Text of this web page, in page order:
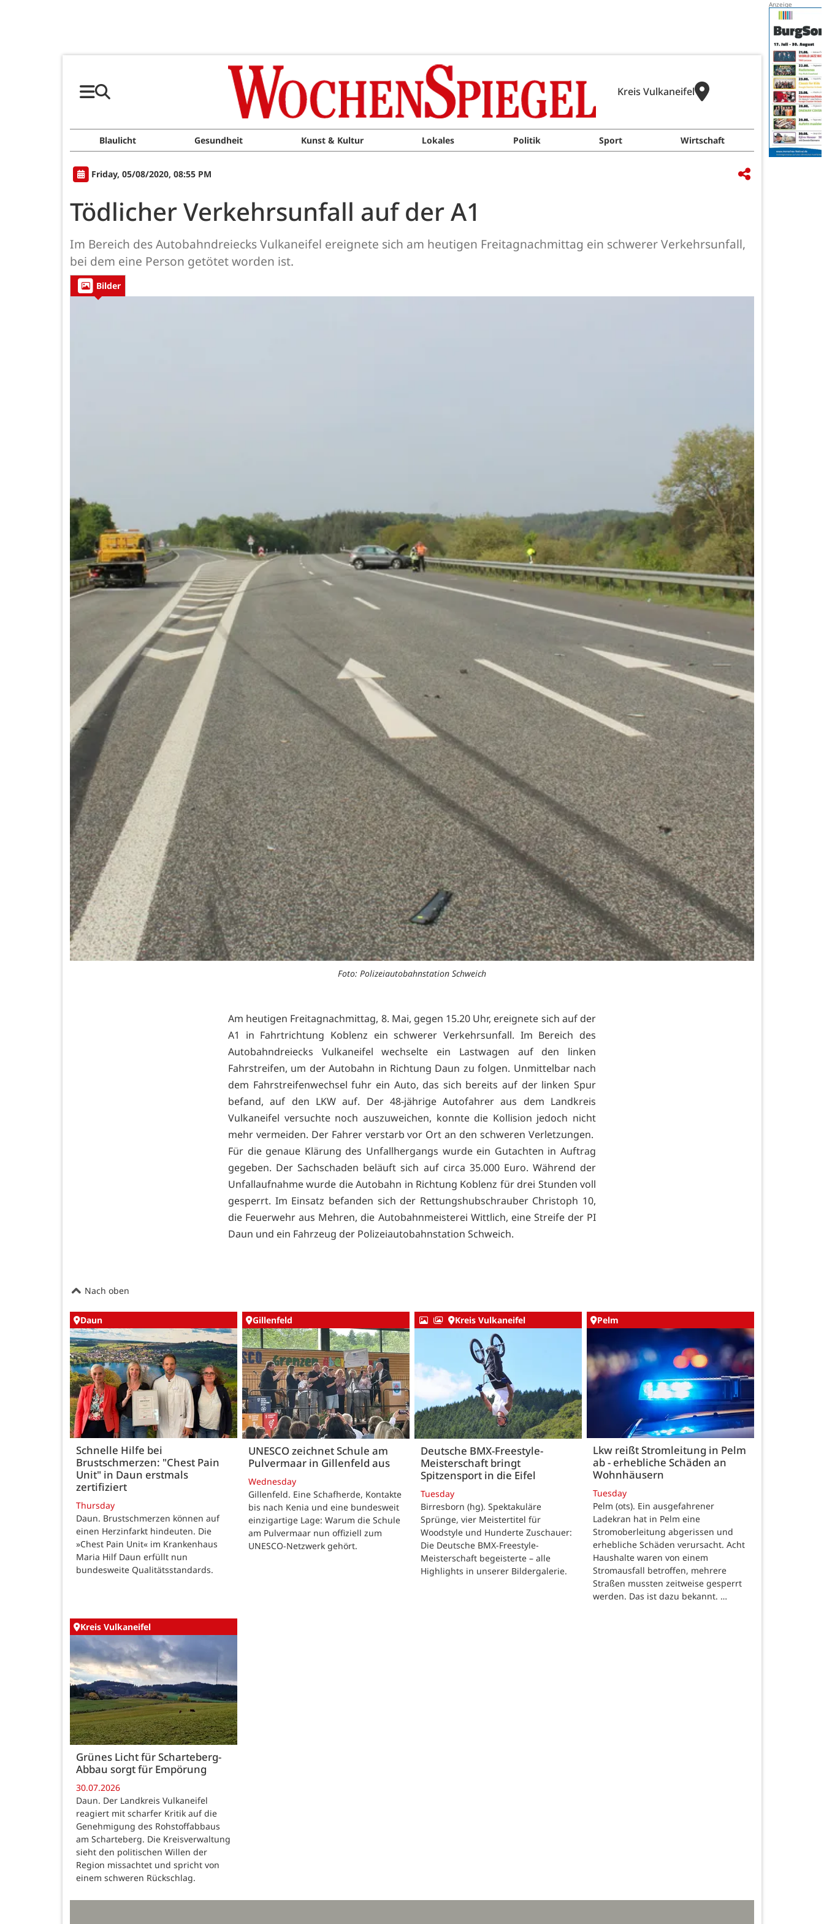
Kreis Vulkaneifel
Blaulicht Gesundheit Kunst & Kultur Lokales Politik Sport Wirtschaft
Friday, 05/08/2020, 08:55 PM
Tödlicher Verkehrsunfall auf der A1
Im Bereich des Autobahndreiecks Vulkaneifel ereignete sich am heutigen Freitagnachmittag ein schwerer Verkehrsunfall,
bei dem eine Person getötet worden ist.
Bilder
Foto: Polizeiautobahnstation Schweich
Am heutigen Freitagnachmittag, 8. Mai, gegen 15.20 Uhr, ereignete sich auf der
A1 in Fahrtrichtung Koblenz ein schwerer Verkehrsunfall. Im Bereich des
Autobahndreiecks Vulkaneifel wechselte ein Lastwagen auf den linken
Fahrstreifen, um der Autobahn in Richtung Daun zu folgen. Unmittelbar nach
dem Fahrstreifenwechsel fuhr ein Auto, das sich bereits auf der linken Spur
befand, auf den LKW auf. Der 48-jährige Autofahrer aus dem Landkreis
Vulkaneifel versuchte noch auszuweichen, konnte die Kollision jedoch nicht
mehr vermeiden. Der Fahrer verstarb vor Ort an den schweren Verletzungen.
Für die genaue Klärung des Unfallhergangs wurde ein Gutachten in Auftrag
gegeben. Der Sachschaden beläuft sich auf circa 35.000 Euro. Während der
Unfallaufnahme wurde die Autobahn in Richtung Koblenz für drei Stunden voll
gesperrt. Im Einsatz befanden sich der Rettungshubschrauber Christoph 10,
die Feuerwehr aus Mehren, die Autobahnmeisterei Wittlich, eine Streife der PI
Daun und ein Fahrzeug der Polizeiautobahnstation Schweich.
Nach oben
Daun
Schnelle Hilfe bei
Brustschmerzen: "Chest Pain
Unit" in Daun erstmals
zertifiziert
Thursday
Daun. Brustschmerzen können auf
einen Herzinfarkt hindeuten. Die
»Chest Pain Unit« im Krankenhaus
Maria Hilf Daun erfüllt nun
bundesweite Qualitätsstandards.
Gillenfeld
UNESCO zeichnet Schule am
Pulvermaar in Gillenfeld aus
Wednesday
Gillenfeld. Eine Schafherde, Kontakte
bis nach Kenia und eine bundesweit
einzigartige Lage: Warum die Schule
am Pulvermaar nun offiziell zum
UNESCO-Netzwerk gehört.
Kreis Vulkaneifel
Deutsche BMX-Freestyle-
Meisterschaft bringt
Spitzensport in die Eifel
Tuesday
Birresborn (hg). Spektakuläre
Sprünge, vier Meistertitel für
Woodstyle und Hunderte Zuschauer:
Die Deutsche BMX-Freestyle-
Meisterschaft begeisterte – alle
Highlights in unserer Bildergalerie.
Pelm
Lkw reißt Stromleitung in Pelm
ab - erhebliche Schäden an
Wohnhäusern
Tuesday
Pelm (ots). Ein ausgefahrener
Ladekran hat in Pelm eine
Stromoberleitung abgerissen und
erhebliche Schäden verursacht. Acht
Haushalte waren von einem
Stromausfall betroffen, mehrere
Straßen mussten zeitweise gesperrt
werden. Das ist dazu bekannt. …
Kreis Vulkaneifel
Grünes Licht für Scharteberg-
Abbau sorgt für Empörung
30.07.2026
Daun. Der Landkreis Vulkaneifel
reagiert mit scharfer Kritik auf die
Genehmigung des Rohstoffabbaus
am Scharteberg. Die Kreisverwaltung
sieht den politischen Willen der
Region missachtet und spricht von
einem schweren Rückschlag.